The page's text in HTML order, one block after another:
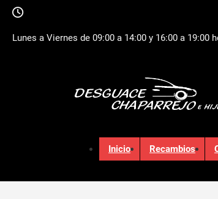
Lunes a Viernes de 09:00 a 14:00 y 16:00 a 19:00
Inicio Recambios